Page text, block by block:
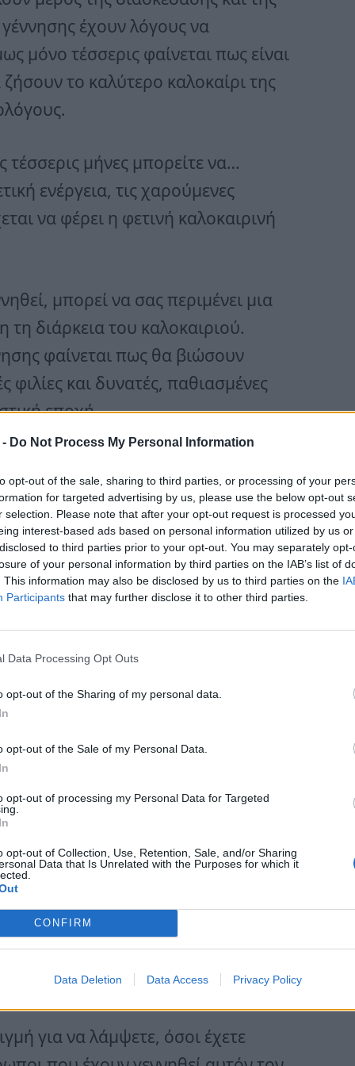
- Do Not Process My Personal Information
opt-out of the sale, sharing to third parties, or processing of your
for targeted advertising by us, please use the below opt-out
selection. Please note that after your opt-out request is processed
interest-based ads based on personal information utilized by us
to third parties prior to your opt-out. You may separately
of your personal information by third parties on the IAB’s list of
This information may also be disclosed by us to third parties on the
Participants that may further disclose it to other third parties.
Data Processing Opt Outs
opt-out of the Sharing of my personal data.
opt-out of the Sale of my Personal Data.
opt-out of processing my Personal Data for Targeted
opt-out of Collection, Use, Retention, Sale, and/or Sharing
Data that Is Unrelated with the Purposes for which it
CONFIRM
Data Deletion Data Access Privacy Policy
έχουν λόγους να
μόνο τέσσερις φαίνεται πως είναι
το καλύτερο καλοκαίρι της
τέσσερις μήνες μπορείτε να…
ενέργεια, τις χαρούμενες
να φέρει η φετινή καλοκαιρινή
μπορεί να σας περιμένει μια
διάρκεια του καλοκαιριού.
φαίνεται πως θα βιώσουν
και δυνατές, παθιασμένες
εποχή.
τον Μάρτιο, τον Ιούλιο ή
και να ανυπομονείτε! Το
χαραγμένο στη μνήμη σας ως
καλοκαίρια που έχετε ζήσει.
νέες γνωριμίες, δυνατές συγκινήσεις
την καλοκαιρινή σας ιστορία!
θα ζήσουν το
ζωής τους;
το επίκεντρο της προσοχής
απολαμβάνουν τη ζωή
τους
και απολαύστε τη χαρά
γίνονται το επίκεντρο
για να λάμψετε, όσοι έχετε